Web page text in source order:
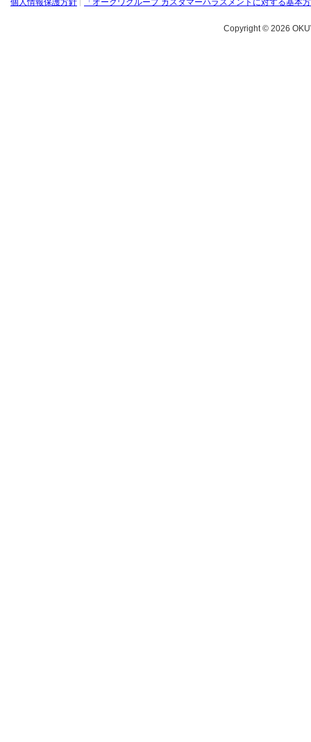
個人情報保護方針 「オークワグループ カスタマーハラスメントに対する基本
Copyright © 2026